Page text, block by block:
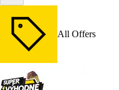
All Offers